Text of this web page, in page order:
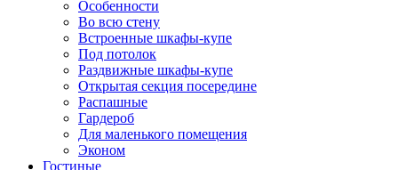
Особенности
Во всю стену
Встроенные шкафы-купе
Под потолок
Раздвижные шкафы-купе
Открытая секция посередине
Распашные
Гардероб
Для маленького помещения
Эконом
Гостиные